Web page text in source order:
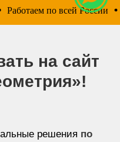
по всей России
на сайт
решения по